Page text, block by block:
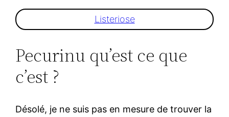
Listeriose
Pecurinu qu’est ce que
c’est ?
Désolé, je ne suis pas en mesure de trouver la